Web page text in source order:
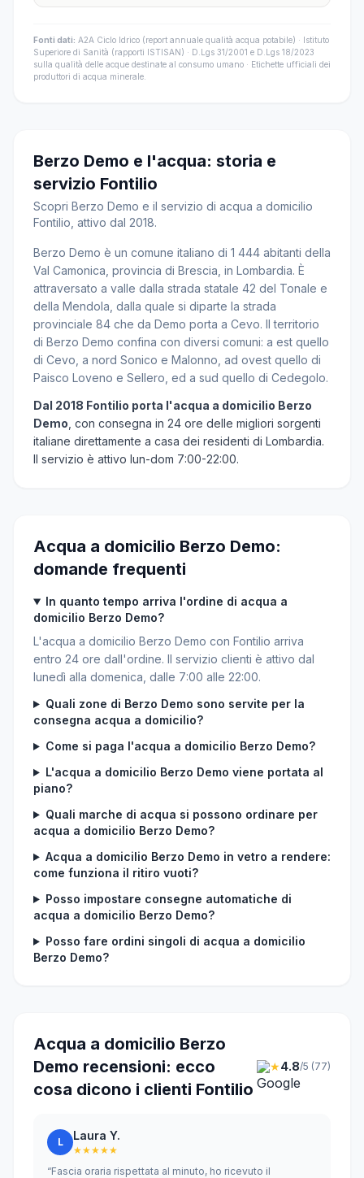
Fonti dati: A2A Ciclo Idrico (report annuale qualità acqua potabile) · Istituto
Superiore di Sanità (rapporti ISTISAN) · D.Lgs 31/2001 e D.Lgs 18/2023
sulla qualità delle acque destinate al consumo umano · Etichette ufficiali dei
produttori di acqua minerale.
Berzo Demo e l'acqua: storia e
servizio Fontilio
Scopri Berzo Demo e il servizio di acqua a domicilio
Fontilio, attivo dal 2018.
Berzo Demo è un comune italiano di 1 444 abitanti della
Val Camonica, provincia di Brescia, in Lombardia. È
attraversato a valle dalla strada statale 42 del Tonale e
della Mendola, dalla quale si diparte la strada
provinciale 84 che da Demo porta a Cevo. Il territorio
di Berzo Demo confina con diversi comuni: a est quello
di Cevo, a nord Sonico e Malonno, ad ovest quello di
Paisco Loveno e Sellero, ed a sud quello di Cedegolo.
Dal 2018 Fontilio porta l'acqua a domicilio Berzo
Demo , con consegna in 24 ore delle migliori sorgenti
italiane direttamente a casa dei residenti di Lombardia.
Il servizio è attivo lun-dom 7:00-22:00.
Acqua a domicilio Berzo Demo:
domande frequenti
In quanto tempo arriva l'ordine di acqua a
domicilio Berzo Demo?
L'acqua a domicilio Berzo Demo con Fontilio arriva
entro 24 ore dall'ordine. Il servizio clienti è attivo dal
lunedì alla domenica, dalle 7:00 alle 22:00.
Quali zone di Berzo Demo sono servite per la
consegna acqua a domicilio?
Come si paga l'acqua a domicilio Berzo Demo?
L'acqua a domicilio Berzo Demo viene portata al
piano?
Quali marche di acqua si possono ordinare per
acqua a domicilio Berzo Demo?
Acqua a domicilio Berzo Demo in vetro a rendere:
come funziona il ritiro vuoti?
Posso impostare consegne automatiche di
acqua a domicilio Berzo Demo?
Posso fare ordini singoli di acqua a domicilio
Berzo Demo?
Acqua a domicilio Berzo
Demo recensioni: ecco
cosa dicono i clienti Fontilio
★4.8/5 (77)
L Laura Y.
★★★★★
“Fascia oraria rispettata al minuto, ho ricevuto il